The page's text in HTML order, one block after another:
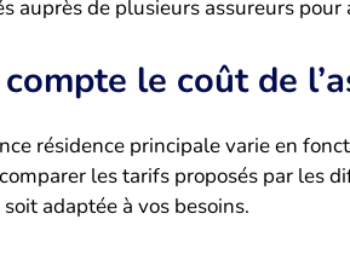
auprès de plusieurs assureurs
le coût de
résidence principale varie en
les tarifs proposés par les
adaptée à vos besoins.